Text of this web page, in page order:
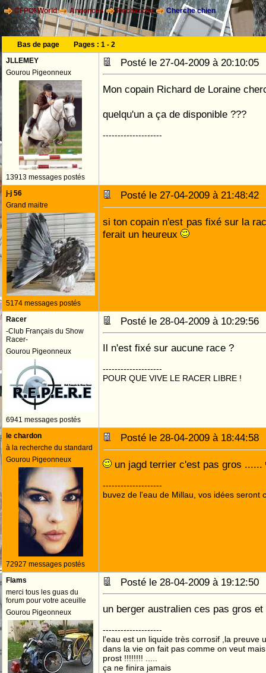
CFPOI World Annonces Recherche Cherche chien
Bas de page Pages : 1 - 2
JLLEMEY
Gourou Pigeonneux
13913 messages postés
Posté le 27-04-2009 à
Mon copain Richard de Loraine
quelqu'un a ça de disponible ???
--------------------
j-j 56
Grand maitre
5174 messages postés
Posté le 27-04-2009 à
si ton copain n'est pas fixé sur la
ferait un heureux
Racer
-Club Français du Show
Racer-
Gourou Pigeonneux
6941 messages postés
Posté le 28-04-2009 à
Il n'est fixé sur aucune race ?
--------------------
POUR QUE VIVE LE RACER LIBRE !
le chardon
à la recherche du standard
Gourou Pigeonneux
72927 messages postés
Posté le 28-04-2009 à
un jagd terrier c'est pas gros ......
--------------------
buvez de l'eau de Millau, vos idées seront
Flams
merci tous les guas du
forum pour votre aceuille
Gourou Pigeonneux
Posté le 28-04-2009 à
un berger australien ces pas gros
--------------------
l'eau est un liquide très corrosif ,la preuve
dans la vie on fait pas comme on veut
prost !!!!!!!! .....
ça ne finira jamais